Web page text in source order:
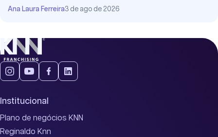
Ana Laura Ferreira3 de ago de 2026
Institucional
Plano de negócios KNN
Reginaldo Knn